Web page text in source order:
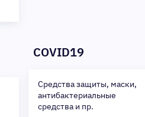
COVID19
Средства защиты, маски,
антибактериальные
средства и пр.